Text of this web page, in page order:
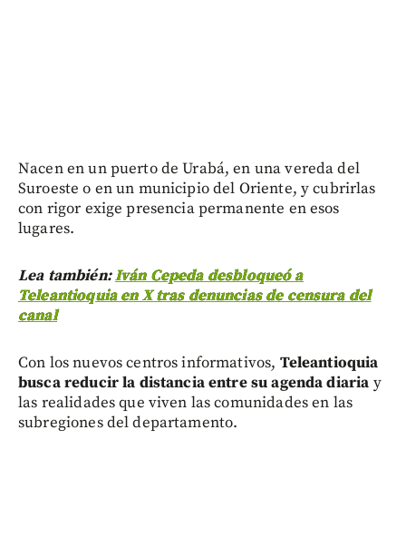
Nacen en un puerto de Urabá, en una vereda del
Suroeste o en un municipio del Oriente, y cubrirlas
con rigor exige presencia permanente en esos
lugares.
Lea también:Iván Cepeda desbloqueó a
Teleantioquia en X tras denuncias de censura del
canal
Con los nuevos centros informativos, Teleantioquia
busca reducir la distancia entre su agenda diaria y
las realidades que viven las comunidades en las
subregiones del departamento.